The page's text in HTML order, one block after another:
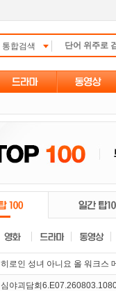
통합검색
히로인 성녀 아니요 올 워크스
심야괴담회